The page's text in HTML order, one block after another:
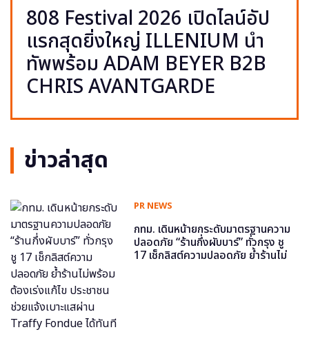
808 Festival 2026 เปิดไลน์อัป
แรกสุดยิ่งใหญ่ ILLENIUM นำ
ทัพพร้อม ADAM BEYER B2B
CHRIS AVANTGARDE
ข่าวล่าสุด
PR NEWS
กทม. เดินหน้ายกระดับมาตรฐานความ
ปลอดภัย “ร้านกึ่งผับบาร์” ทั่วกรุง ชู
17 เช็กลิสต์ความปลอดภัย ย้ำร้านไม่